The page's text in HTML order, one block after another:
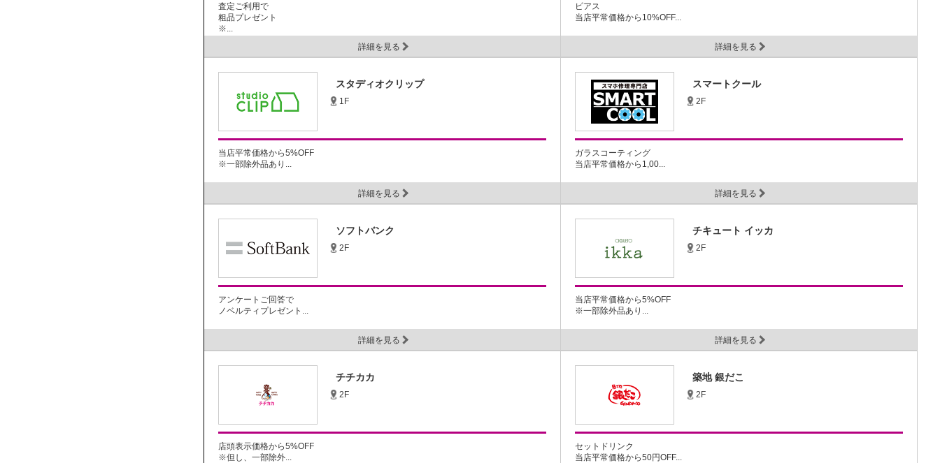
査定ご利用で
粗品プレゼント
※...
詳細を見る
ピアス
当店平常価格から10%OFF...
詳細を見る
スタディオクリップ
1F
当店平常価格から5%OFF
※一部除外品あり...
詳細を見る
スマートクール
2F
ガラスコーティング
当店平常価格から1,00...
詳細を見る
ソフトバンク
2F
アンケートご回答で
ノベルティプレゼント...
詳細を見る
チキュート イッカ
2F
当店平常価格から5%OFF
※一部除外品あり...
詳細を見る
チチカカ
2F
店頭表示価格から5%OFF
※但し、一部除外...
築地 銀だこ
2F
セットドリンク
当店平常価格から50円OFF...